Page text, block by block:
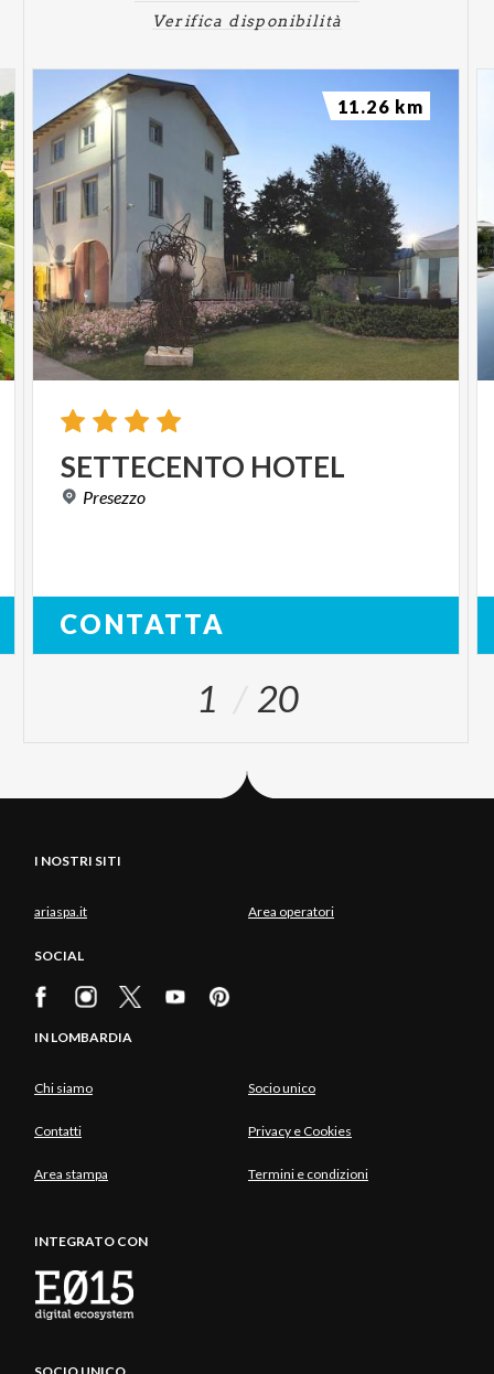
Verifica disponibilità
SETTECENTO HOTEL
Presezzo
CONTATTA
11.26 km
1 20
I NOSTRI SITI
ariaspa.it Area operatori
SOCIAL
IN LOMBARDIA
Chi siamo Socio unico
Contatti Privacy e Cookies
Area stampa Termini e condizioni
INTEGRATO CON